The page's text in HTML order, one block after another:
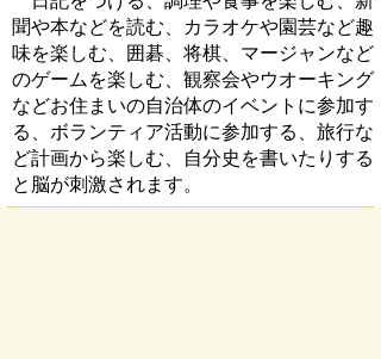
聞や本などを読む、カラオケや園芸など趣
味を楽しむ、囲碁、将棋、マージャンなど
のゲームを楽しむ、観察会やウオーキング
などお住まいの自治体のイベントに参加す
る、ボランティア活動に参加する、旅行な
ど計画から楽しむ、自分史を書いたりする
と脳が刺激されます。